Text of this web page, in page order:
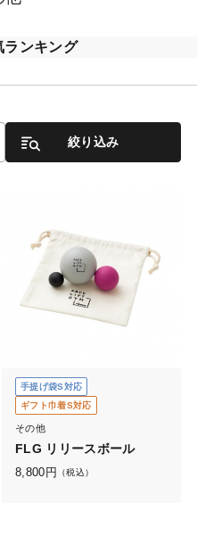
ランキング
絞り込み
手提げ袋S対応
ギフト巾着S対応
その他
FLG リリースボール
8,800 円 （税込）